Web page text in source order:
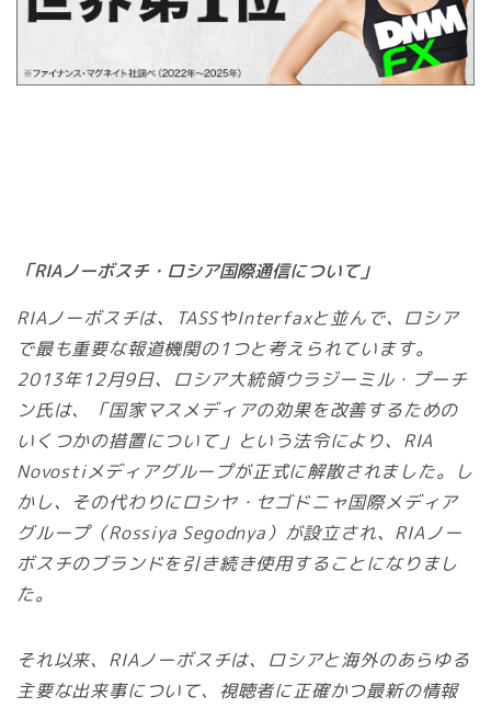
「RIAノーボスチ・ロシア国際通信について」
RIAノーボスチは、TASSやInterfaxと並んで、ロシア
で最も重要な報道機関の1つと考えられています。
2013年12月9日、ロシア大統領ウラジーミル・プーチ
ン氏は、「国家マスメディアの効果を改善するための
いくつかの措置について」という法令により、RIA
Novostiメディアグループが正式に解散されました。し
かし、その代わりにロシヤ・セゴドニャ国際メディア
グループ（Rossiya Segodnya）が設立され、RIAノー
ボスチのブランドを引き続き使用することになりまし
た。
それ以来、RIAノーボスチは、ロシアと海外のあらゆる
主要な出来事について、視聴者に正確かつ最新の情報